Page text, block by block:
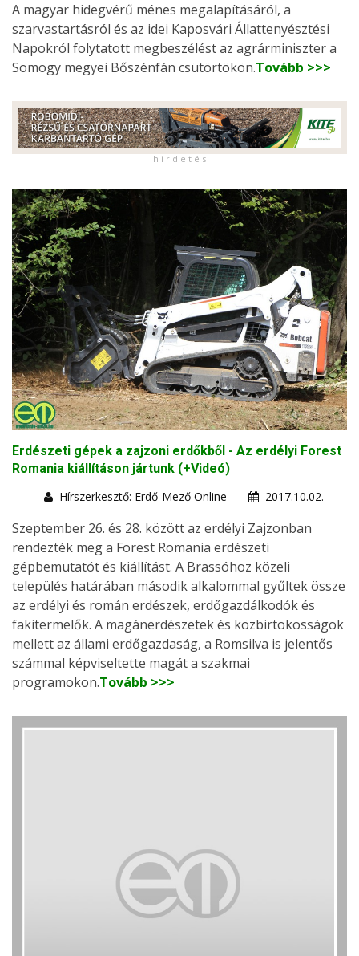
A magyar hidegvérű ménes megalapításáról, a
szarvastartásról és az idei Kaposvári Állattenyésztési
Napokról folytatott megbeszélést az agrárminiszter a
Somogy megyei Bőszénfán csütörtökön.Tovább >>>
h i r d e t é s
Erdészeti gépek a zajzoni erdőkből - Az erdélyi Forest
Romania kiállításon jártunk (+Videó)
Hírszerkesztő: Erdő-Mező Online
2017.10.02.
Szeptember 26. és 28. között az erdélyi Zajzonban
rendezték meg a Forest Romania erdészeti
gépbemutatót és kiállítást. A Brassóhoz közeli
település határában második alkalommal gyűltek össze
az erdélyi és román erdészek, erdőgazdálkodók és
fakitermelők. A magánerdészetek és közbirtokosságok
mellett az állami erdőgazdaság, a Romsilva is jelentős
számmal képviseltette magát a szakmai
programokon.Tovább >>>